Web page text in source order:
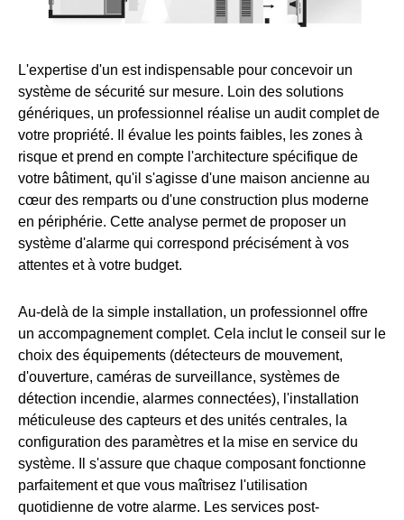
L'expertise d'un est indispensable pour concevoir un
système de sécurité sur mesure. Loin des solutions
génériques, un professionnel réalise un audit complet de
votre propriété. Il évalue les points faibles, les zones à
risque et prend en compte l'architecture spécifique de
votre bâtiment, qu'il s'agisse d'une maison ancienne au
cœur des remparts ou d'une construction plus moderne
en périphérie. Cette analyse permet de proposer un
système d'alarme qui correspond précisément à vos
attentes et à votre budget.
Au-delà de la simple installation, un professionnel offre
un accompagnement complet. Cela inclut le conseil sur le
choix des équipements (détecteurs de mouvement,
d'ouverture, caméras de surveillance, systèmes de
détection incendie, alarmes connectées), l'installation
méticuleuse des capteurs et des unités centrales, la
configuration des paramètres et la mise en service du
système. Il s'assure que chaque composant fonctionne
parfaitement et que vous maîtrisez l'utilisation
quotidienne de votre alarme. Les services post-